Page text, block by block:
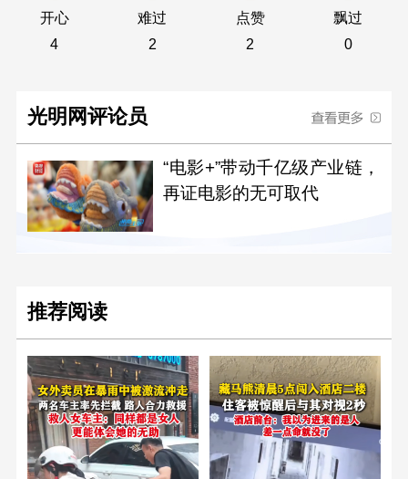
开心
4
难过
2
点赞
2
飘过
0
光明网评论员
“电影+”带动千亿级产业链，
再证电影的无可取代
推荐阅读